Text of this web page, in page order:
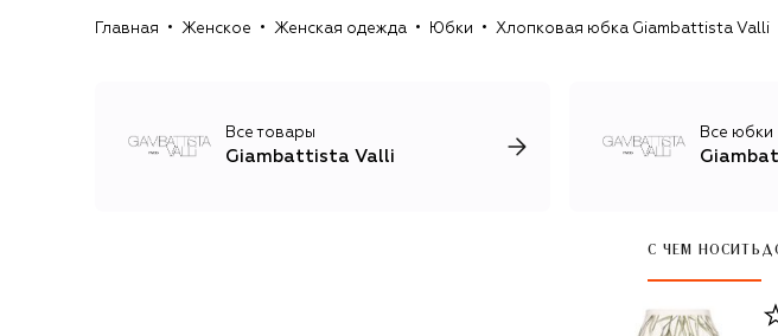
Главная Женское Женская одежда Юбки Хлопковая юбка Giambattista Valli
Все товары
Giambattista Valli
Все юбки
С ЧЕМ НОСИТЬ